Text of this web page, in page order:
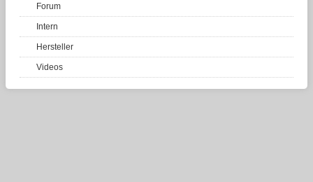
Forum
Intern
Hersteller
Videos